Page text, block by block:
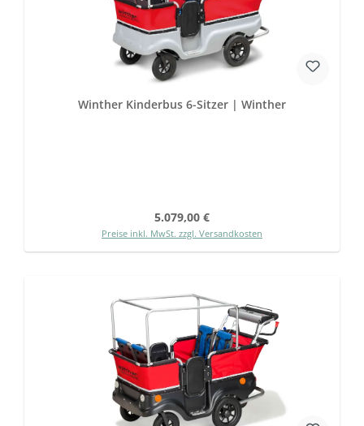
Winther Kinderbus 6-Sitzer | Winther
Regulärer Preis:
5.079,00 €
Preise inkl. MwSt. zzgl. Versandkosten